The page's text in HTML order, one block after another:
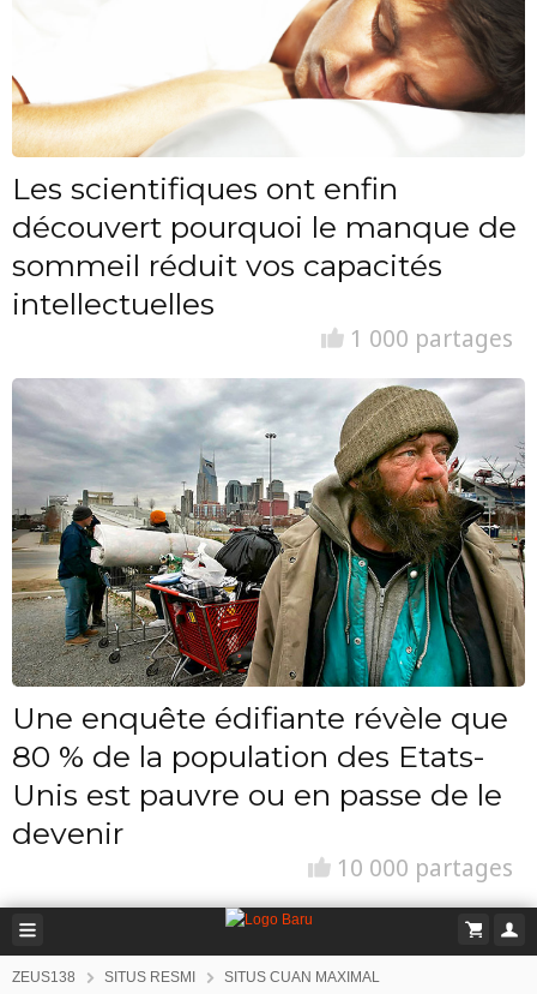
Les scientifiques ont enfin
découvert pourquoi le manque de
sommeil réduit vos capacités
intellectuelles
1 000 partages
Une enquête édifiante révèle que
80 % de la population des Etats-
Unis est pauvre ou en passe de le
devenir
10 000 partages
ZEUS138 SITUS RESMI SITUS CUAN MAXIMAL